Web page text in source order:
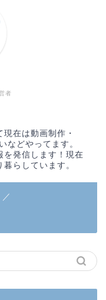
者
在は動画制作・
などやってます。
を発信します！現在
らしています。